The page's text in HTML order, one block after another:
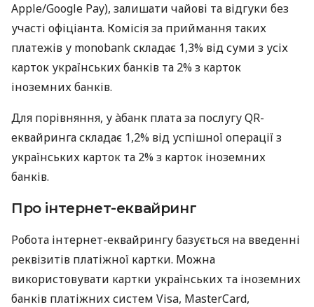
Apple/Google Pay), залишати чайові та відгуки без
участі офіціанта. Комісія за приймання таких
платежів у monobank складає 1,3% від суми з усіх
карток українських банків та 2% з карток
іноземних банків.
Для порівняння, у àбанк плата за послугу QR-
еквайринга складає 1,2% від успішної операції з
українських карток та 2% з карток іноземних
банків.
Про інтернет-еквайринг
Робота інтернет-еквайрингу базується на введенні
реквізитів платіжної картки. Можна
використовувати картки українських та іноземних
банків платіжних систем Visa, MasterCard,